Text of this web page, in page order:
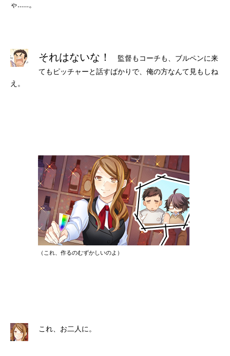
ゃ……。
それはないな！
監督もコーチも、ブルペンに来
てもピッチャーと話すばかりで、俺の方なんて見もしね
え。
（これ、作るのむずかしいのよ）
これ、お二人に。